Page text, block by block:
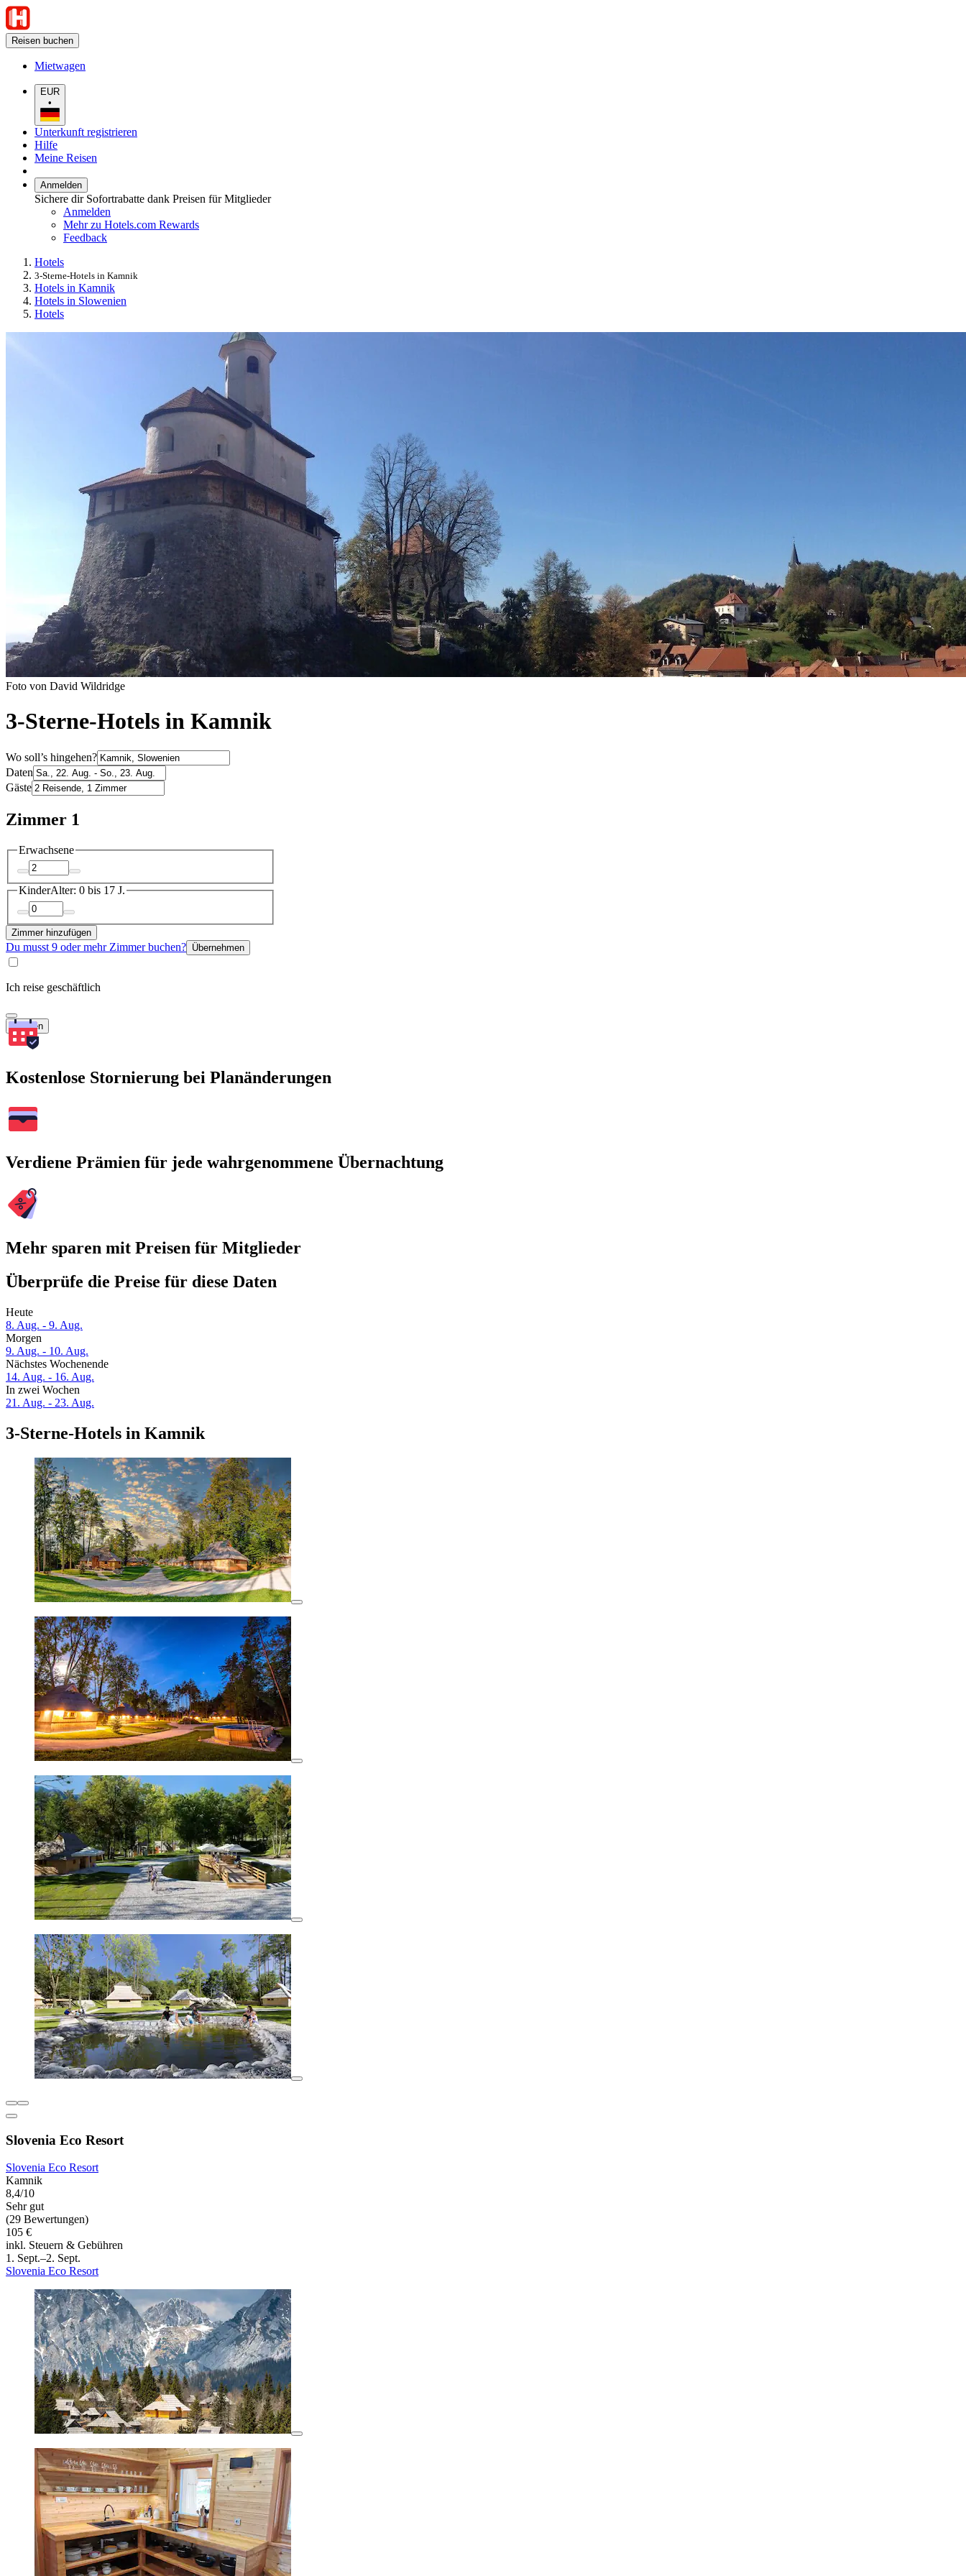
Reisen buchen
Mietwagen
EUR
•
Unterkunft registrieren
Hilfe
Meine Reisen
Anmelden
Sichere dir Sofortrabatte dank Preisen für Mitglieder
Anmelden
Mehr zu Hotels.com Rewards
Feedback
Hotels
3-Sterne-Hotels in Kamnik
Hotels in Kamnik
Hotels in Slowenien
Hotels
Foto von David Wildridge
3-Sterne-Hotels in Kamnik
Wo soll’s hingehen?
Daten
Gäste
Zimmer 1
Erwachsene
KinderAlter: 0 bis 17 J.
Zimmer hinzufügen
Du musst 9 oder mehr Zimmer buchen? Übernehmen
Ich reise geschäftlich
Suchen
Kostenlose Stornierung bei Planänderungen
Verdiene Prämien für jede wahrgenommene Übernachtung
Mehr sparen mit Preisen für Mitglieder
Überprüfe die Preise für diese Daten
Heute
8. Aug. - 9. Aug.
Morgen
9. Aug. - 10. Aug.
Nächstes Wochenende
14. Aug. - 16. Aug.
In zwei Wochen
21. Aug. - 23. Aug.
3-Sterne-Hotels in Kamnik
Slovenia Eco Resort
Slovenia Eco Resort
Kamnik
8,4/10
Sehr gut
(29 Bewertungen)
105 €
inkl. Steuern & Gebühren
1. Sept.–2. Sept.
Slovenia Eco Resort